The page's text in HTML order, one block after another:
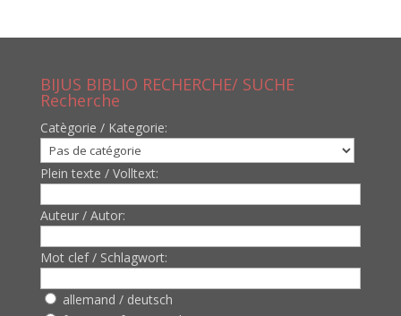
BIJUS BIBLIO RECHERCHE/ SUCHE
Recherche
Catègorie / Kategorie:
Plein texte / Volltext:
Auteur / Autor:
Mot clef / Schlagwort:
allemand / deutsch